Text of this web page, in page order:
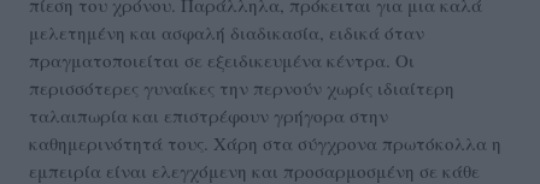
μελετημένη και ασφαλή διαδικασία, ειδικά όταν
πραγματοποιείται σε εξειδικευμένα κέντρα. Οι
περισσότερες γυναίκες την περνούν χωρίς ιδιαίτερη
ταλαιπωρία και επιστρέφουν γρήγορα στην
καθημερινότητά τους. Χάρη στα σύγχρονα πρωτόκολλα η
εμπειρία είναι ελεγχόμενη και προσαρμοσμένη σε κάθε